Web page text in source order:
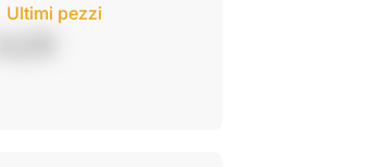
Ultimi pezzi